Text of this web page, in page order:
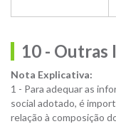
10 - Outras
Nota Explicativa:
1 - Para adequar as
social adotado, é
relação à composição